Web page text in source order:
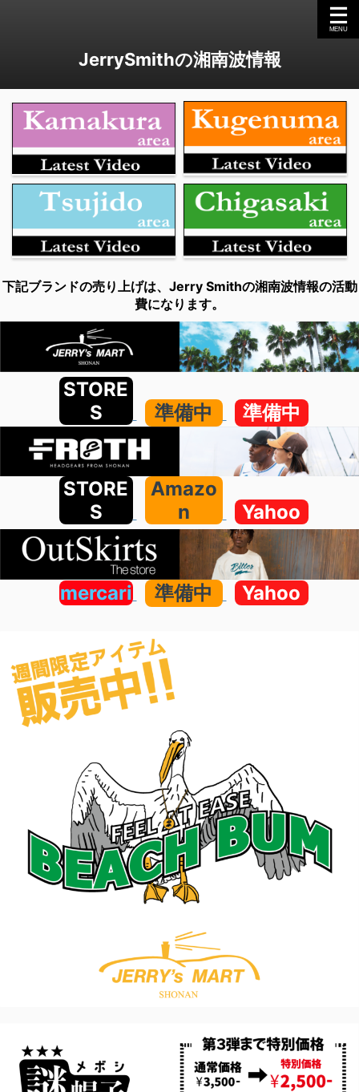
JerrySmithの湘南波情報
下記ブランドの売り上げは、Jerry Smithの湘南波情報の活動
費になります。
STORE
S
準備中 準備中
STORE
S
Amazo
n
Yahoo
mercari 準備中 Yahoo